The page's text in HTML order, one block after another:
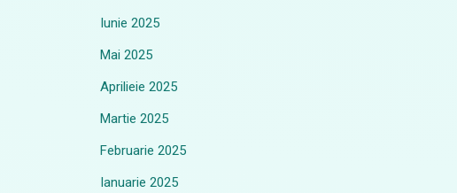
Iunie 2025
Mai 2025
Aprilieie 2025
Martie 2025
Februarie 2025
Ianuarie 2025